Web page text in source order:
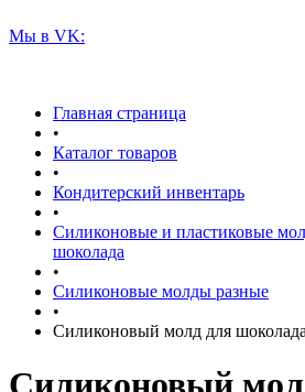
Мы в VK:
Главная страница
•
Каталог товаров
•
Кондитерский инвентарь
•
Силиконовые и пластиковые
шоколада
•
Силиконовые молды разные
•
Силиконовый молд для